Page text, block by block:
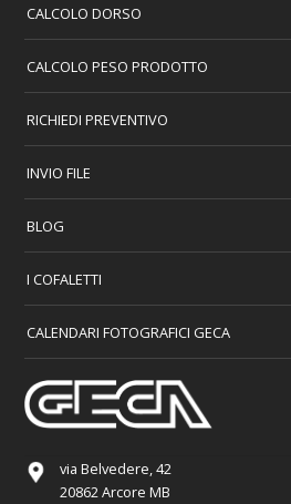
CALCOLO DORSO
CALCOLO PESO PRODOTTO
RICHIEDI PREVENTIVO
INVIO FILE
BLOG
I COFALETTI
CALENDARI FOTOGRAFICI GECA
via Belvedere, 42
20862 Arcore MB